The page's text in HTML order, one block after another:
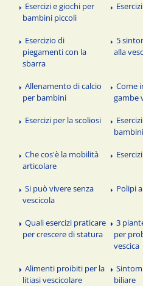
Esercizi e giochi per
bambini piccoli
Esercizio di
piegamenti con la
sbarra
5
alla
Allenamento di calcio
per bambini
Come
gambe
Esercizi per la scoliosi
bambini
Che cos'è la mobilità
articolare
Si può vivere senza
vescicola
Polipi
Quali esercizi praticare
per crescere di statura
3
per
vescica
Alimenti proibiti per la
litiasi vescicolare
biliare